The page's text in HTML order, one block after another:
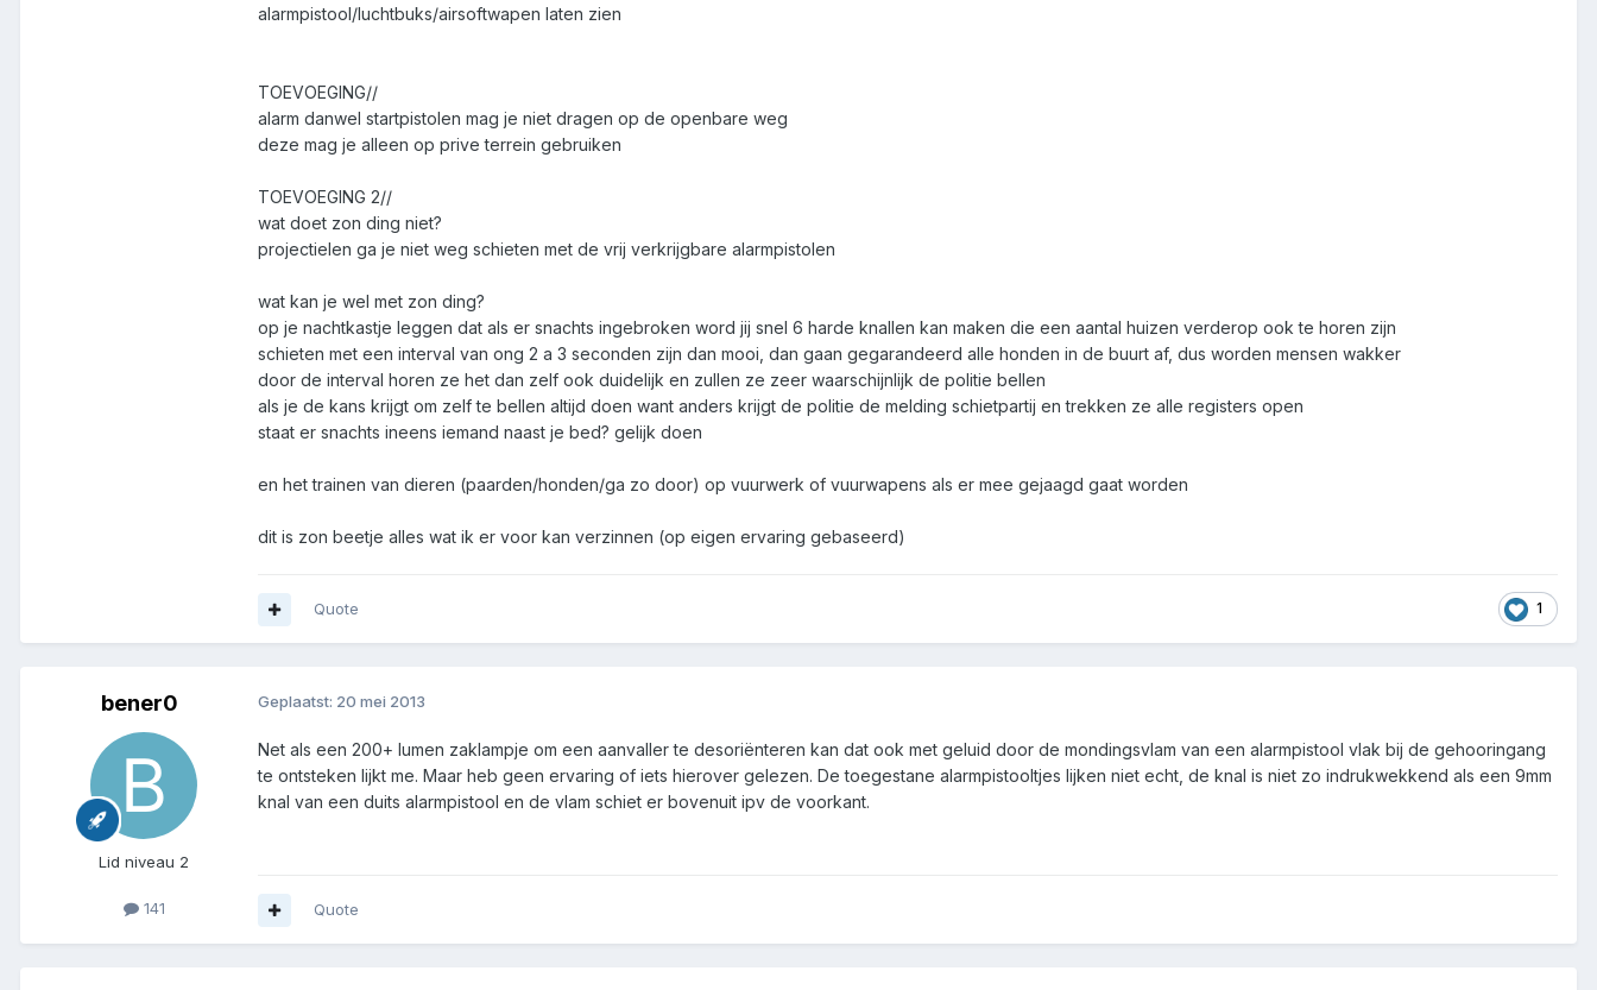
alarmpistool/luchtbuks/airsoftwapen laten zien
TOEVOEGING//
alarm danwel startpistolen mag je niet dragen op de openbare weg
deze mag je alleen op prive terrein gebruiken
TOEVOEGING 2//
wat doet zon ding niet?
projectielen ga je niet weg schieten met de vrij verkrijgbare alarmpistolen
wat kan je wel met zon ding?
op je nachtkastje leggen dat als er snachts ingebroken word jij snel 6 harde knallen kan maken die een aantal huizen verderop ook te horen zijn
schieten met een interval van ong 2 a 3 seconden zijn dan mooi, dan gaan gegarandeerd alle honden in de buurt af, dus worden mensen wakker
door de interval horen ze het dan zelf ook duidelijk en zullen ze zeer waarschijnlijk de politie bellen
als je de kans krijgt om zelf te bellen altijd doen want anders krijgt de politie de melding schietpartij en trekken ze alle registers open
staat er snachts ineens iemand naast je bed? gelijk doen
en het trainen van dieren (paarden/honden/ga zo door) op vuurwerk of vuurwapens als er mee gejaagd gaat worden
dit is zon beetje alles wat ik er voor kan verzinnen (op eigen ervaring gebaseerd)
1
Quote
bener0
Lid niveau 2
141
Geplaatst: 20 mei 2013
Net als een 200+ lumen zaklampje om een aanvaller te desoriënteren kan dat ook met geluid door de mondingsvlam van een alarmpistool vlak bij de gehooringang
te ontsteken lijkt me. Maar heb geen ervaring of iets hierover gelezen. De toegestane alarmpistooltjes lijken niet echt, de knal is niet zo indrukwekkend als een 9mm
knal van een duits alarmpistool en de vlam schiet er bovenuit ipv de voorkant.
Quote